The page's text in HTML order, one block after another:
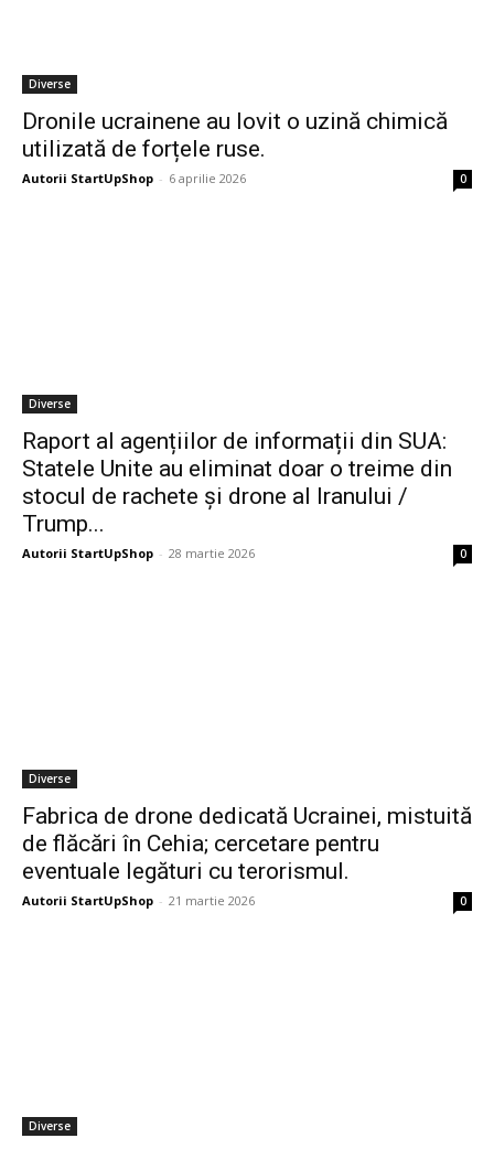
Diverse
Dronile ucrainene au lovit o uzină chimică
utilizată de forțele ruse.
Autorii StartUpShop - 6 aprilie 2026 0
Diverse
Raport al agențiilor de informații din SUA:
Statele Unite au eliminat doar o treime din
stocul de rachete și drone al Iranului /
Trump...
Autorii StartUpShop - 28 martie 2026 0
Diverse
Fabrica de drone dedicată Ucrainei, mistuită
de flăcări în Cehia; cercetare pentru
eventuale legături cu terorismul.
Autorii StartUpShop - 21 martie 2026 0
Diverse